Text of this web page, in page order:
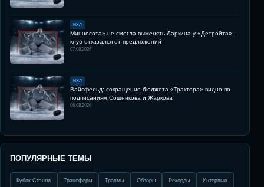
НХЛ
Миннесота» не смогла выменять Ларкина у «Детройта»:
клуб отказался от предложений
07.08.2026
НХЛ
Вайсфельд: сокращение бюджета «Трактора» видно по
подписаниям Сошникова и Жаркова
06.08.2026
ПОПУЛЯРНЫЕ ТЕМЫ
Кубок Стэнли Трансферы Травмы Обзоры Рекорды Интервью